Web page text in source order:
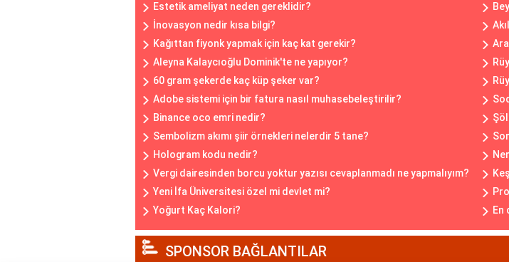
Estetik ameliyat neden gereklidir?
İnovasyon nedir kısa bilgi?
Kağıttan fiyonk yapmak için kaç kat gerekir?
Aleyna Kalaycıoğlu Dominik'te ne yapıyor?
60 gram şekerde kaç küp şeker var?
Adobe sistemi için bir fatura nasıl muhasebeleştirilir?
Binance oco emri nedir?
Sembolizm akımı şiir örnekleri nelerdir 5 tane?
Hologram kodu nedir?
Vergi dairesinden borcu yoktur yazısı cevaplanmadı ne yapmalıyım?
Yeni İfa Üniversitesi özel mi devlet mi?
Yoğurt Kaç Kalori?
En
SPONSOR BAĞLANTILAR